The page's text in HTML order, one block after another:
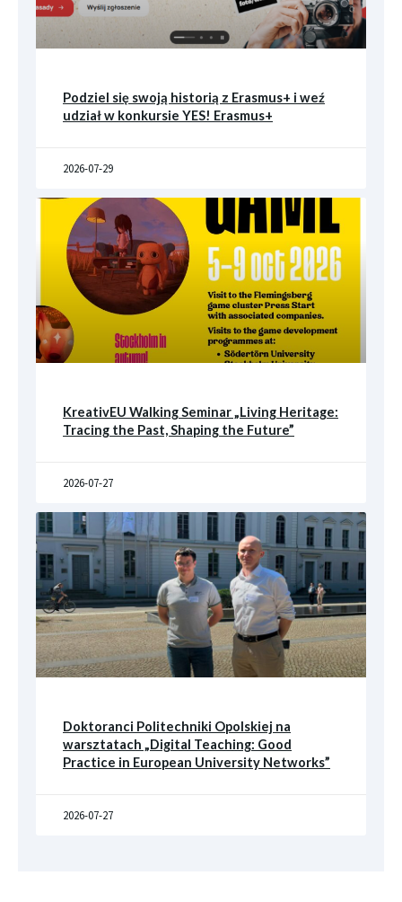
Podziel się swoją historią z Erasmus+ i weź
udział w konkursie YES! Erasmus+
2026-07-29
KreativEU Walking Seminar „Living Heritage:
Tracing the Past, Shaping the Future”
2026-07-27
Doktoranci Politechniki Opolskiej na
warsztatach „Digital Teaching: Good
Practice in European University Networks”
2026-07-27